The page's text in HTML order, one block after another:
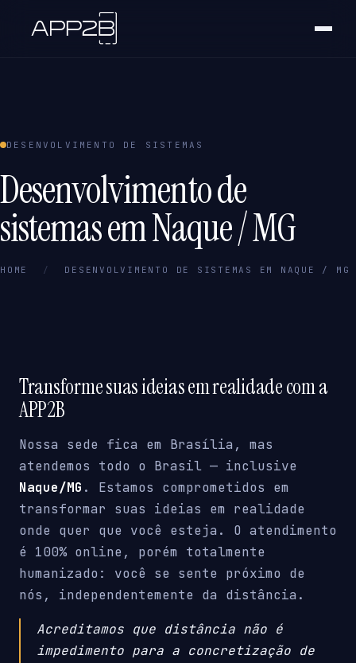
DESENVOLVIMENTO DE SISTEMAS
Desenvolvimento de
sistemas em Naque / MG
HOME / DESENVOLVIMENTO DE SISTEMAS EM NAQUE / MG
Transforme suas ideias em realidade com a
APP2B
Nossa sede fica em Brasília, mas
atendemos todo o Brasil — inclusive
Naque/MG . Estamos comprometidos em
transformar suas ideias em realidade
onde quer que você esteja. O atendimento
é 100% online, porém totalmente
humanizado: você se sente próximo de
nós, independentemente da distância.
Acreditamos que distância não é
impedimento para a concretização de